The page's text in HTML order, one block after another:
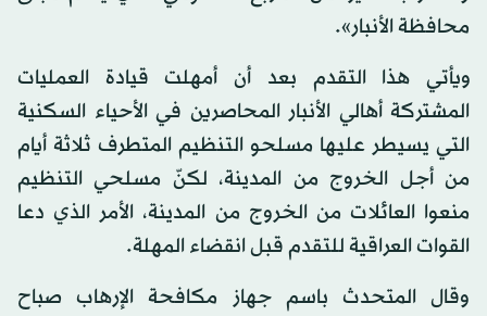
محافظة الأنبار».
ويأتي هذا التقدم بعد أن أمهلت قيادة العمليات
المشتركة أهالي الأنبار المحاصرين في الأحياء السكنية
التي يسيطر عليها مسلحو التنظيم المتطرف ثلاثة أيام
من أجل الخروج من المدينة، لكنّ مسلحي التنظيم
منعوا العائلات من الخروج من المدينة، الأمر الذي دعا
القوات العراقية للتقدم قبل انقضاء المهلة.
وقال المتحدث باسم جهاز مكافحة الإرهاب صباح